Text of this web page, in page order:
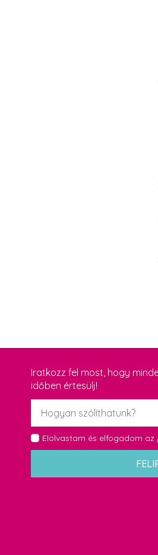
Iratkozz fel most, hogy
időben értesülj!
Név
GDPR
*
Elolvastam és elfogadom az